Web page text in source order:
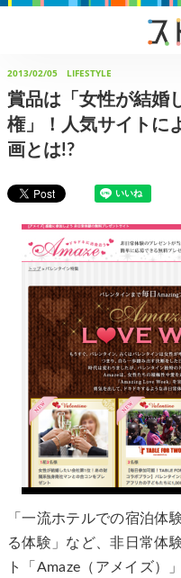
2013/02/05 LIFESTYLE
賞品は「女性が結婚
権」！人気サイトに
画とは!?
「一流ホテルでの宿泊体
る体験」など、非日常体
ト「Amaze（アメイズ）